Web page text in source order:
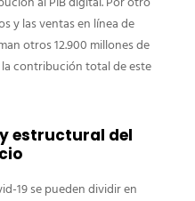
y las ventas en línea de
otros 12.900 millones de
la contribución total de este
estructural del
19 se pueden dividir en